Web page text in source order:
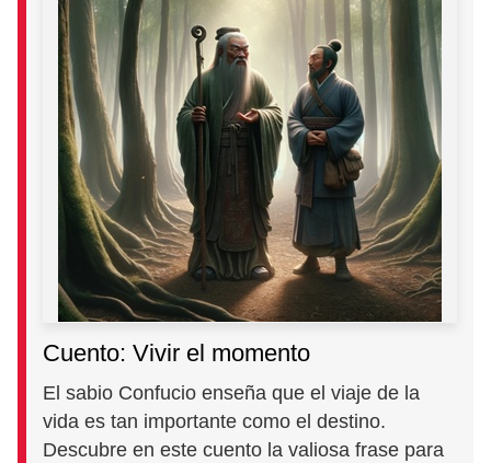
Cuento: Vivir el momento
El sabio Confucio enseña que el viaje de la
vida es tan importante como el destino.
Descubre en este cuento la valiosa frase para